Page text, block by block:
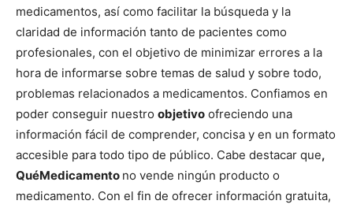
medicamentos, así como facilitar la búsqueda y la
claridad de información tanto de pacientes como
profesionales, con el objetivo de minimizar errores a la
hora de informarse sobre temas de salud y sobre todo,
problemas relacionados a medicamentos. Confiamos en
poder conseguir nuestro objetivo ofreciendo una
información fácil de comprender, concisa y en un formato
accesible para todo tipo de público. Cabe destacar que,
QuéMedicamento no vende ningún producto o
medicamento. Con el fin de ofrecer información gratuita,